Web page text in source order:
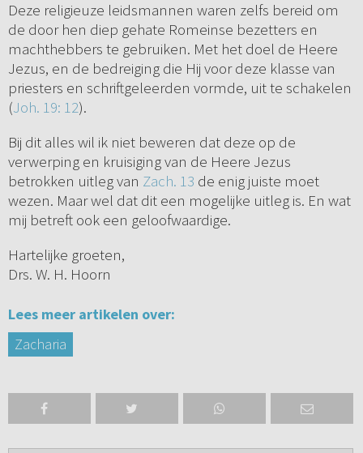
Deze religieuze leidsmannen waren zelfs bereid om
de door hen diep gehate Romeinse bezetters en
machthebbers te gebruiken. Met het doel de Heere
Jezus, en de bedreiging die Hij voor deze klasse van
priesters en schriftgeleerden vormde, uit te schakelen
(Joh. 19: 12).
Bij dit alles wil ik niet beweren dat deze op de
verwerping en kruisiging van de Heere Jezus
betrokken uitleg van Zach. 13 de enig juiste moet
wezen. Maar wel dat dit een mogelijke uitleg is. En wat
mij betreft ook een geloofwaardige.
Hartelijke groeten,
Drs. W. H. Hoorn
Lees meer artikelen over:
Zacharia